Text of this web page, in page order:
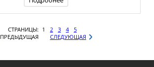
СТРАНИЦЫ: 1 2 3 4
5
ПРЕДЫДУЩАЯ
СЛЕДУЮЩАЯ